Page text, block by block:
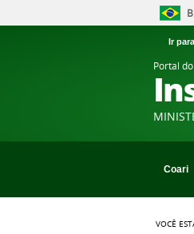
Ir
Portal do
Coari
VOCÊ